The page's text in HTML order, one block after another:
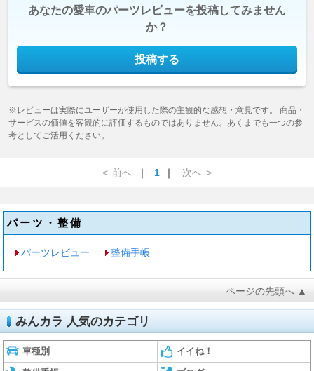
あなたの愛車のパーツレビューを投稿してみません
か？
投稿する
※レビューは実際にユーザーが使用した際の主観的な感想・意見です。 商品・
サービスの価値を客観的に評価するものではありません。あくまでも一つの参
考としてご活用ください。
< 前へ ｜ 1 ｜ 次へ >
パーツ・整備
パーツレビュー 整備手帳
ページの先頭へ ▲
みんカラ 人気のカテゴリ
車種別 イイね！